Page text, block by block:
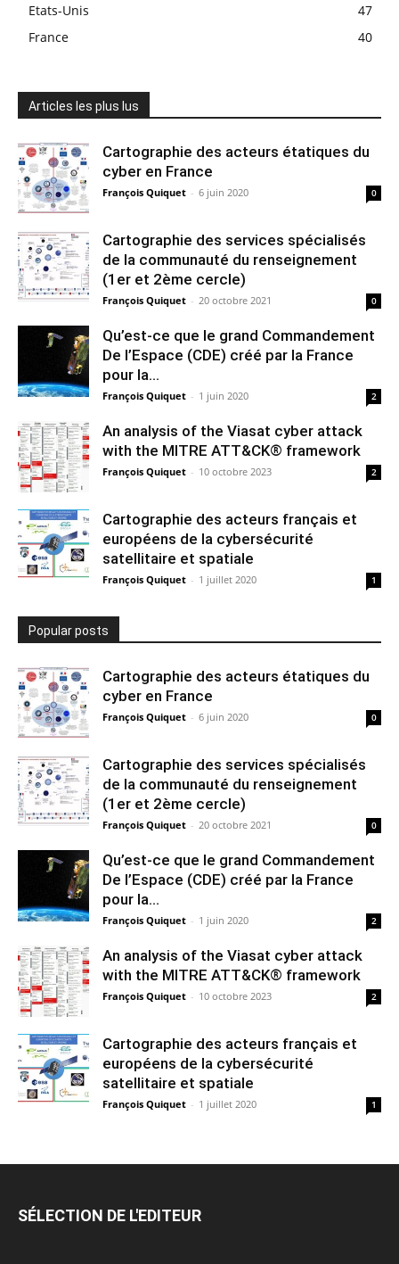
Etats-Unis
47
France
40
Articles les plus lus
Cartographie des acteurs étatiques du
cyber en France
François Quiquet - 6 juin 2020 0
Cartographie des services spécialisés
de la communauté du renseignement
(1er et 2ème cercle)
François Quiquet - 20 octobre 2021 0
Qu’est-ce que le grand Commandement
De l’Espace (CDE) créé par la France
pour la...
François Quiquet - 1 juin 2020 2
An analysis of the Viasat cyber attack
with the MITRE ATT&CK® framework
François Quiquet - 10 octobre 2023 2
Cartographie des acteurs français et
européens de la cybersécurité
satellitaire et spatiale
François Quiquet - 1 juillet 2020 1
Popular posts
Cartographie des acteurs étatiques du
cyber en France
François Quiquet - 6 juin 2020 0
Cartographie des services spécialisés
de la communauté du renseignement
(1er et 2ème cercle)
François Quiquet - 20 octobre 2021 0
Qu’est-ce que le grand Commandement
De l’Espace (CDE) créé par la France
pour la...
François Quiquet - 1 juin 2020 2
An analysis of the Viasat cyber attack
with the MITRE ATT&CK® framework
François Quiquet - 10 octobre 2023 2
Cartographie des acteurs français et
européens de la cybersécurité
satellitaire et spatiale
François Quiquet - 1 juillet 2020 1
SÉLECTION DE L'EDITEUR